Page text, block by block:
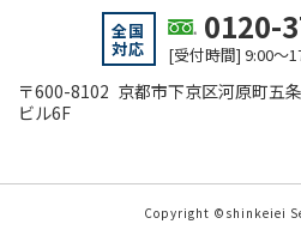
全国
対応
0120-
[受付時間] 9:00～
〒600-8102 京都市下京区河原町五
ビル6F
Copyright ©shinkeiei